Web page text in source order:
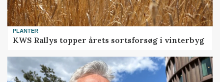
PLANTER
KWS Rallys topper årets sortsforsøg i vinterbyg